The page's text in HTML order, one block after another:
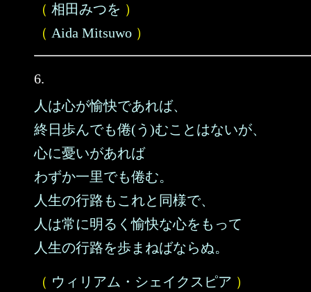
（ 相田みつを ）
（ Aida Mitsuwo ）
6.
人は心が愉快であれば、
終日歩んでも倦(う)むことはないが、
心に憂いがあれば
わずか一里でも倦む。
人生の行路もこれと同様で、
人は常に明るく愉快な心をもって
人生の行路を歩まねばならぬ。
（ ウィリアム・シェイクスピア ）